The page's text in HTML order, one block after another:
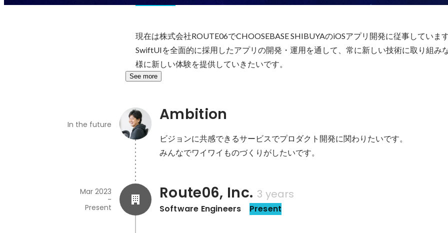
現在は株式会社ROUTE06でCHOOSEBASE SHIBUYAのiOSアプリ開発に従事していま
SwiftUIを全面的に採用したアプリの開発・運用を通して、常に新しい技術に取り組み
様に新しい体験を提供していきたいです。
See more
Ambition
In the future
ビジョンに共感できるサービスでプロダクト開発に関わりたいです。
Route06, Inc. 3 years
Software Engineers Present
Mar 2023
-
Present